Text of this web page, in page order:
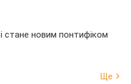
стане новим понтифіком
Ще